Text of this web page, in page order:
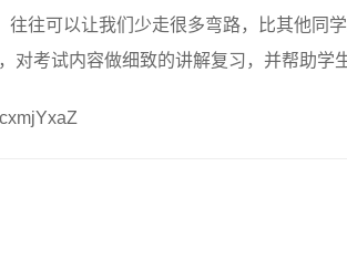
往可以让我们少走很多弯路，比其他同
考试内容做细致的讲解复习，并帮助学